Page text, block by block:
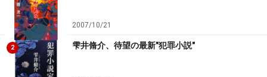
2007/10/21
2 雫井脩介、待望の最新"犯罪小説"